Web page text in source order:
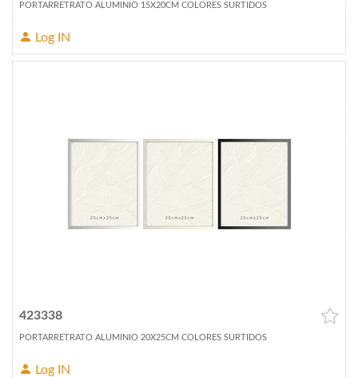
PORTARRETRATO ALUMINIO 15X20CM COLORES SURTIDOS
Log IN
423338
PORTARRETRATO ALUMINIO 20X25CM COLORES SURTIDOS
Log IN